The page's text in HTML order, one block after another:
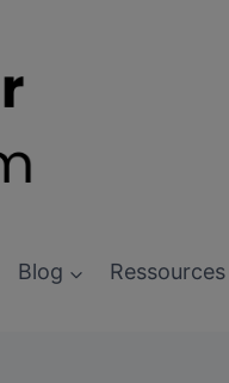
Blog